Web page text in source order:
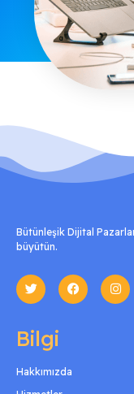
Bütünleşik Dijital
büyütün.
Bilgi
Hakkımızda